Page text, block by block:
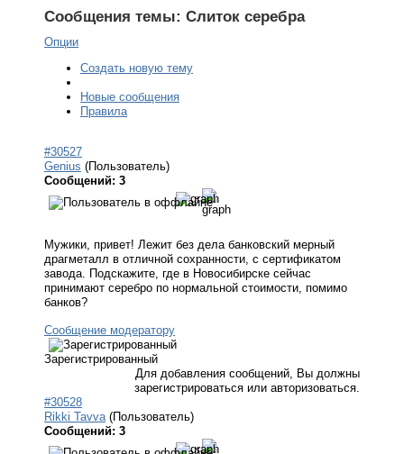
Сообщения темы: Слиток серебра
Опции
Создать новую тему
Новые сообщения
Правила
#30527
Genius (Пользователь)
Сообщений: 3
Мужики, привет! Лежит без дела банковский мерный
драгметалл в отличной сохранности, с сертификатом
завода. Подскажите, где в Новосибирске сейчас
принимают серебро по нормальной стоимости, помимо
банков?
Сообщение модератору
Зарегистрированный
Для добавления сообщений, Вы должны
зарегистрироваться или авторизоваться.
#30528
Rikki Tavva (Пользователь)
Сообщений: 3